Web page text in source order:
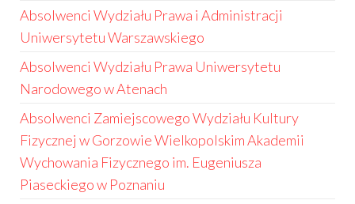
Absolwenci Wydziału Prawa i Administracji
Uniwersytetu Warszawskiego
Absolwenci Wydziału Prawa Uniwersytetu
Narodowego w Atenach
Absolwenci Zamiejscowego Wydziału Kultury
Fizycznej w Gorzowie Wielkopolskim Akademii
Wychowania Fizycznego im. Eugeniusza
Piaseckiego w Poznaniu